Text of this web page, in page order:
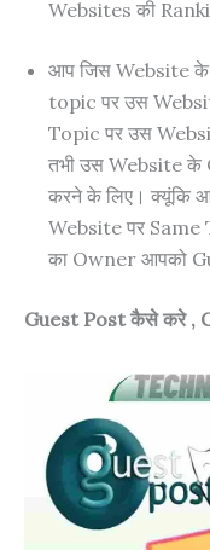
Websites की
आप जिस Website के
topic पर उस
Topic पर उस
तभी उस Website
करने के लिए। क्यूंकि
Website पर Same
का Owner आपको
Guest Post कैसे करे ,